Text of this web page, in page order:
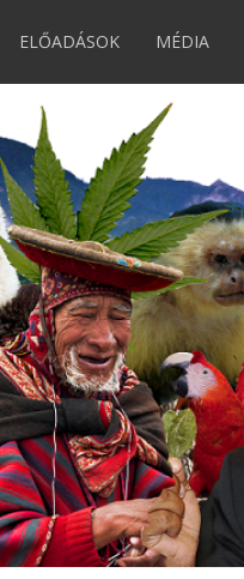
ELŐADÁSOK MÉDIA